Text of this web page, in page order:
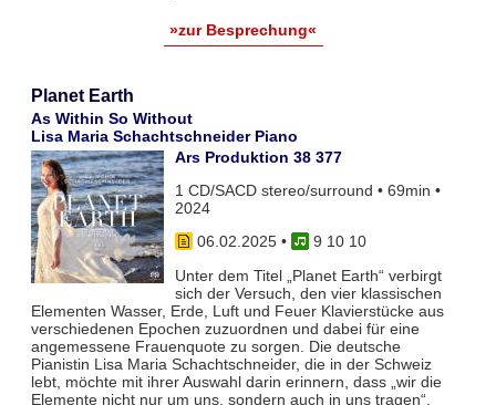
»zur Besprechung«
Planet Earth
As Within So Without
Lisa Maria Schachtschneider Piano
Ars Produktion 38 377
1 CD/SACD stereo/surround • 69min •
2024
06.02.2025•
9 10 10
Unter dem Titel „Planet Earth“ verbirgt
sich der Versuch, den vier klassischen
Elementen Wasser, Erde, Luft und Feuer Klavierstücke aus
verschiedenen Epochen zuzuordnen und dabei für eine
angemessene Frauenquote zu sorgen. Die deutsche
Pianistin Lisa Maria Schachtschneider, die in der Schweiz
lebt, möchte mit ihrer Auswahl darin erinnern, dass „wir die
Elemente nicht nur um uns, sondern auch in uns tragen“.